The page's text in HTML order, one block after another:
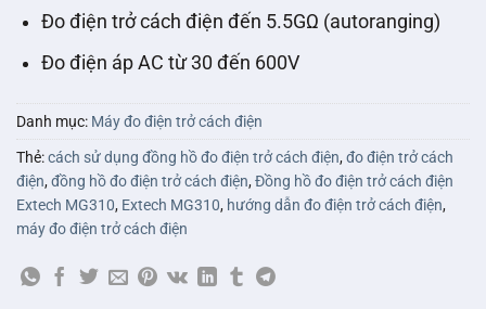
Đo điện trở cách điện đến 5.5GΩ (autoranging)
Đo điện áp AC từ 30 đến 600V
Danh mục: Máy đo điện trở cách điện
Thẻ:cách sử dụng đồng hồ đo điện trở cách điện,đo điện trở cách
điện,đồng hồ đo điện trở cách điện,Đồng hồ đo điện trở cách điện
Extech MG310, Extech MG310, hướng dẫn đo điện trở cách điện,
máy đo điện trở cách điện